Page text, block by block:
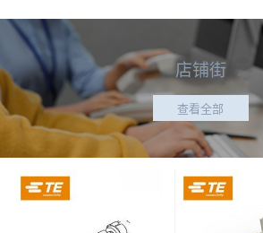
店铺街
查看全部